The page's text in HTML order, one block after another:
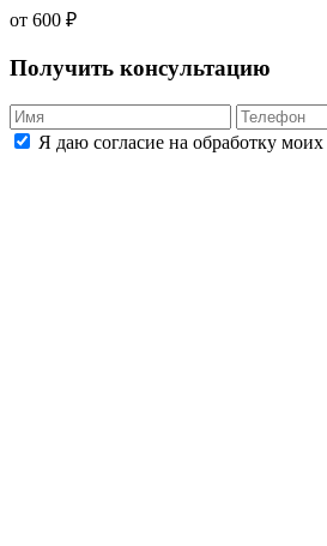
от 600 ₽
Получить консультацию
Я даю согласие на обработку моих